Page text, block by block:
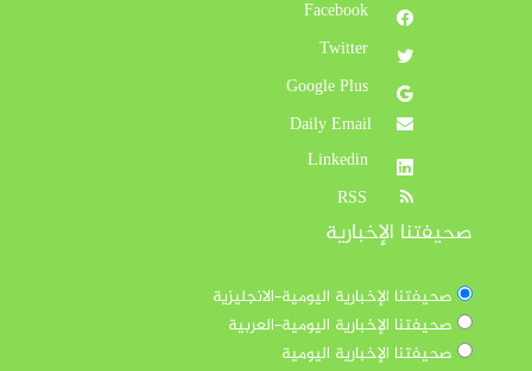
Daily Email
صحيفتنا الإخبارية
صحيفتنا الإخبارية اليومية-الانجليزية
صحيفتنا الإخبارية اليومية-العربية
صحيفتنا الإخبارية اليومية